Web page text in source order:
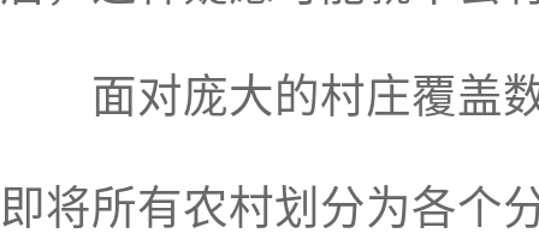
面对庞大的村庄覆盖数
即将所有农村划分为各个